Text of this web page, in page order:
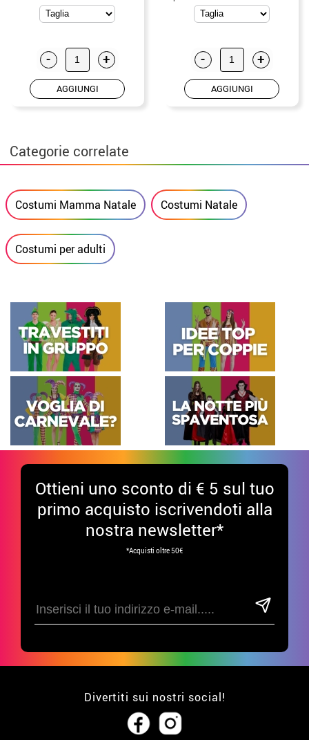
per natale
- +
AGGIUNGI
- +
AGGIUNGI
Categorie correlate
Costumi Mamma Natale Costumi Natale
Costumi per adulti
Ottieni uno sconto di € 5 sul tuo
primo acquisto iscrivendoti alla
nostra newsletter*
*Acquisti oltre 50€
Divertiti sui nostri social!